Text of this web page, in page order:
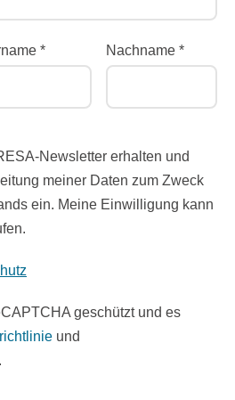
* Nachname *
Newsletter erhalten und
meiner Daten zum Zweck
ein. Meine Einwilligung kann
geschützt und es
und
.